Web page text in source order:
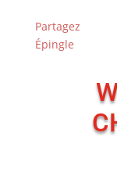
Partagez
Épingle